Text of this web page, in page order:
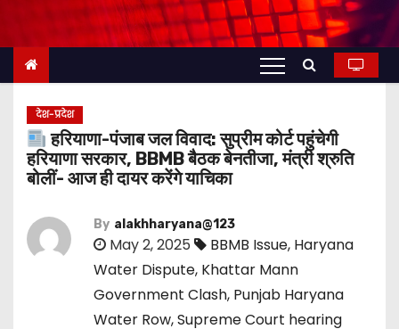
देश-प्रदेश
हरियाणा-पंजाब जल विवाद: सुप्रीम कोर्ट पहुंचेगी
हरियाणा सरकार, BBMB बैठक बेनतीजा, मंत्री श्रुति
बोलीं- आज ही दायर करेंगे याचिका
By alakhharyana@123
May 2, 2025 BBMB Issue, Haryana
Water Dispute, Khattar Mann
Government Clash, Punjab Haryana
Water Row,Supreme Court hearing